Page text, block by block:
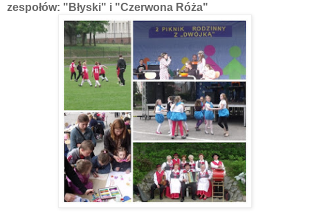
zespołów: "Błyski" i "Czerwona Róża"